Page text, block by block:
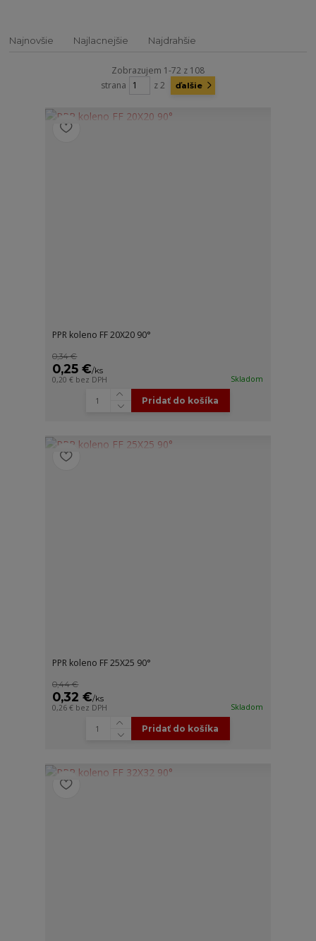
Najnovšie Najlacnejšie Najdrahšie
Zobrazujem 1-72 z 108
strana
z 2 ďalšie
PPR koleno FF 20X20 90°
0,34 €
0,25 €/ks
0,20 € bez DPH Skladom
Pridať do košíka
PPR koleno FF 25X25 90°
0,44 €
0,32 €/ks
0,26 € bez DPH Skladom
Pridať do košíka